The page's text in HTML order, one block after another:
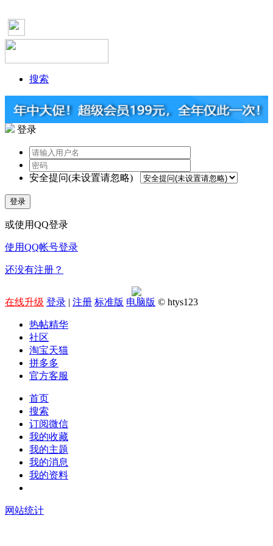
搜索
登录
安全提问(未设置请忽略)
登录
或使用QQ登录
使用QQ帐号登录
还没有注册？
在线升级 登录 | 注册 标准版 电脑版 © htys123
热帖精华
社区
淘宝天猫
拼多多
官方客服
首页
搜索
订阅微信
我的收藏
我的主题
我的消息
我的资料
网站统计